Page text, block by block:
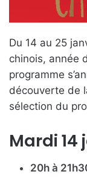
Du 14 au 25
chinois, année
programme
découverte de
sélection du
Mardi 14
20h à